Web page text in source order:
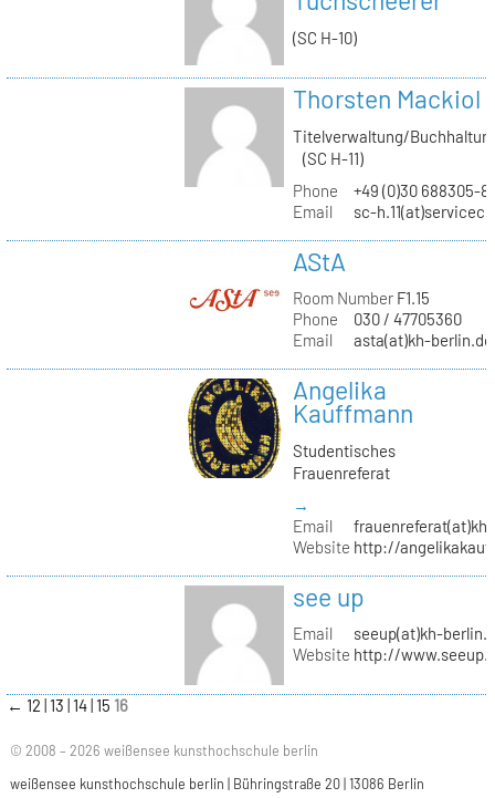
(SC H-10)
Thorsten Mackiol
Titelverwaltung/
(SC H-11)
Phone
+49 (0)30 688305-
Email
sc-
AStA
Room NumberF1.15
Phone
030 / 47705360
Email
asta(at)kh-berlin.de
Angelika
Kauffmann
Studentisches
Frauenreferat
→
Email
Website http://
see up
Email
seeup(at)kh-
Website http://
← 12 13 14 15 16
© 2008 – 2026 weißensee kunsthochschule berlin
weißensee kunsthochschule berlin | Bühringstraße 20 | 13086 Berlin